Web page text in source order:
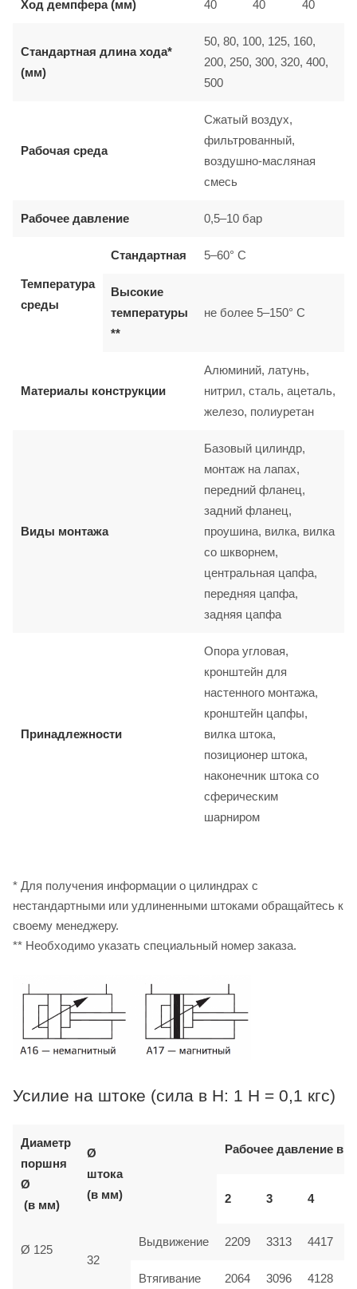
Ход демпфера (мм) 40 40 40
Стандартная длина хода*
(мм)
50, 80, 100, 125, 160,
200, 250, 300, 320, 400,
500
Рабочая среда
Сжатый воздух,
фильтрованный,
воздушно-масляная
смесь
Рабочее давление 0,5–10 бар
Температура
среды
Стандартная 5–60° C
Высокие
температуры
**
не более 5–150° C
Материалы конструкции
Алюминий, латунь,
нитрил, сталь, ацеталь,
железо, полиуретан
Виды монтажа
Базовый цилиндр,
монтаж на лапах,
передний фланец,
задний фланец,
проушина, вилка, вилка
со шкворнем,
центральная цапфа,
передняя цапфа,
задняя цапфа
Принадлежности
Опора угловая,
кронштейн для
настенного монтажа,
кронштейн цапфы,
вилка штока,
позиционер штока,
наконечник штока со
сферическим
шарниром
* Для получения информации о цилиндрах с
нестандартными или удлиненными штоками обращайтесь к
своему менеджеру.
** Необходимо указать специальный номер заказа.
Усилие на штоке (сила в Н: 1 Н = 0,1 кгс)
Диаметр
поршня
Ø
(в мм)
Ø
штока
(в мм)
Рабочее давление в
2 3 4
Ø 125
32
Выдвижение 2209 3313 4417
Втягивание 2064 3096 4128